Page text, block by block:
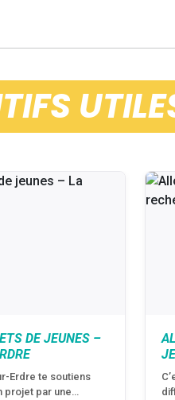
DE JEUNES –
Erdre te soutiens
projet par une…